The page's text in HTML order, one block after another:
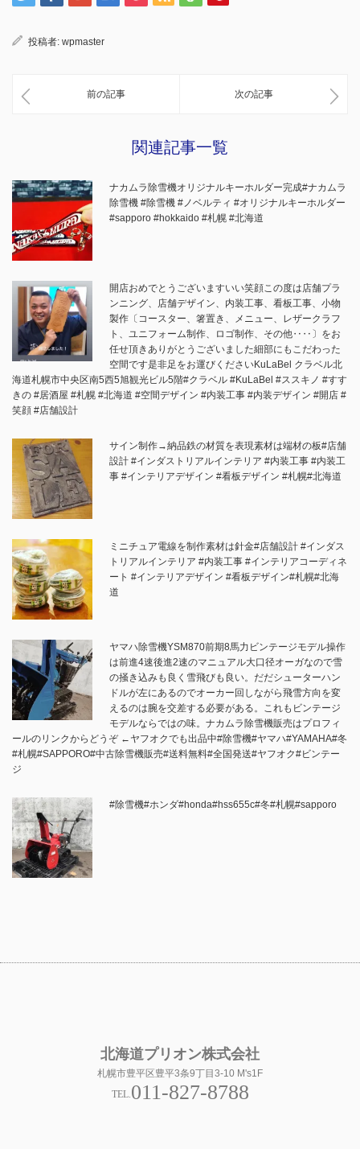
投稿者: wpmaster
前の記事 次の記事
関連記事一覧
ナカムラ除雪機オリジナルキーホルダー完成#ナカムラ
除雪機 #除雪機 #ノベルティ #オリジナルキーホルダー
#sapporo #hokkaido #札幌 #北海道
開店おめでとうございますいい笑顔この度は店舗プラ
ンニング、店舗デザイン、内装工事、看板工事、小物
製作〔コースター、箸置き、メニュー、レザークラフ
ト、ユニフォーム制作、ロゴ制作、その他‥‥〕をお
任せ頂きありがとうございました細部にもこだわった
空間です是非足をお運びくださいKuLaBel クラベル北
海道札幌市中央区南5西5旭観光ビル5階#クラベル #KuLaBel #ススキノ #すす
きの #居酒屋 #札幌 #北海道 #空間デザイン #内装工事 #内装デザイン #開店 #
笑顔 #店舗設計
サイン制作→納品鉄の材質を表現素材は端材の板#店舗
設計 #インダストリアルインテリア #内装工事 #内装工
事 #インテリアデザイン #看板デザイン #札幌#北海道
ミニチュア電線を制作素材は針金#店舗設計 #インダス
トリアルインテリア #内装工事 #インテリアコーディネ
ート #インテリアデザイン #看板デザイン#札幌#北海
道
ヤマハ除雪機YSM870前期8馬力ビンテージモデル操作
は前進4速後進2速のマニュアル大口径オーガなので雪
の掻き込みも良く雪飛びも良い。だだシューターハン
ドルが左にあるのでオーカー回しながら飛雪方向を変
えるのは腕を交差する必要がある。これもビンテージ
モデルならではの味。ナカムラ除雪機販売はプロフィ
ールのリンクからどうぞ ←ヤフオクでも出品中#除雪機#ヤマハ#YAMAHA#冬
#札幌#SAPPORO#中古除雪機販売#送料無料#全国発送#ヤフオク#ビンテー
ジ
#除雪機#ホンダ#honda#hss655c#冬#札幌#sapporo
北海道プリオン株式会社
札幌市豊平区豊平3条9丁目3-10 M's1F
TEL.011-827-8788